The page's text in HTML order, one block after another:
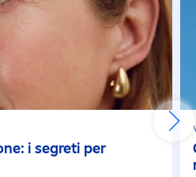
i segreti per